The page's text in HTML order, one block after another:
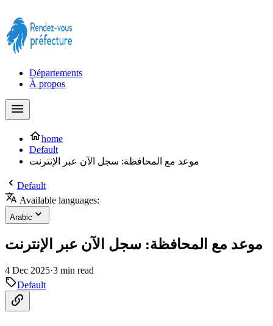
Départements
À propos
home
Default
موعد مع المحافظة: سجل الآن عبر الإنترنت
Default
Available languages:
Arabic
موعد مع المحافظة: سجل الآن عبر الإنترنت
4 Dec 2025·3 min read
Default